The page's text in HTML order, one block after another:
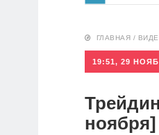
ГЛАВНАЯ /
19:51, 29
ноября]